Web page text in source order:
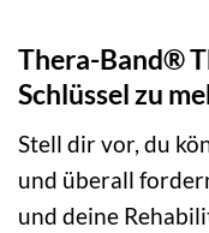
Thera-Band®
Schlüssel zu
Stell dir vor, du
und überall
und deine